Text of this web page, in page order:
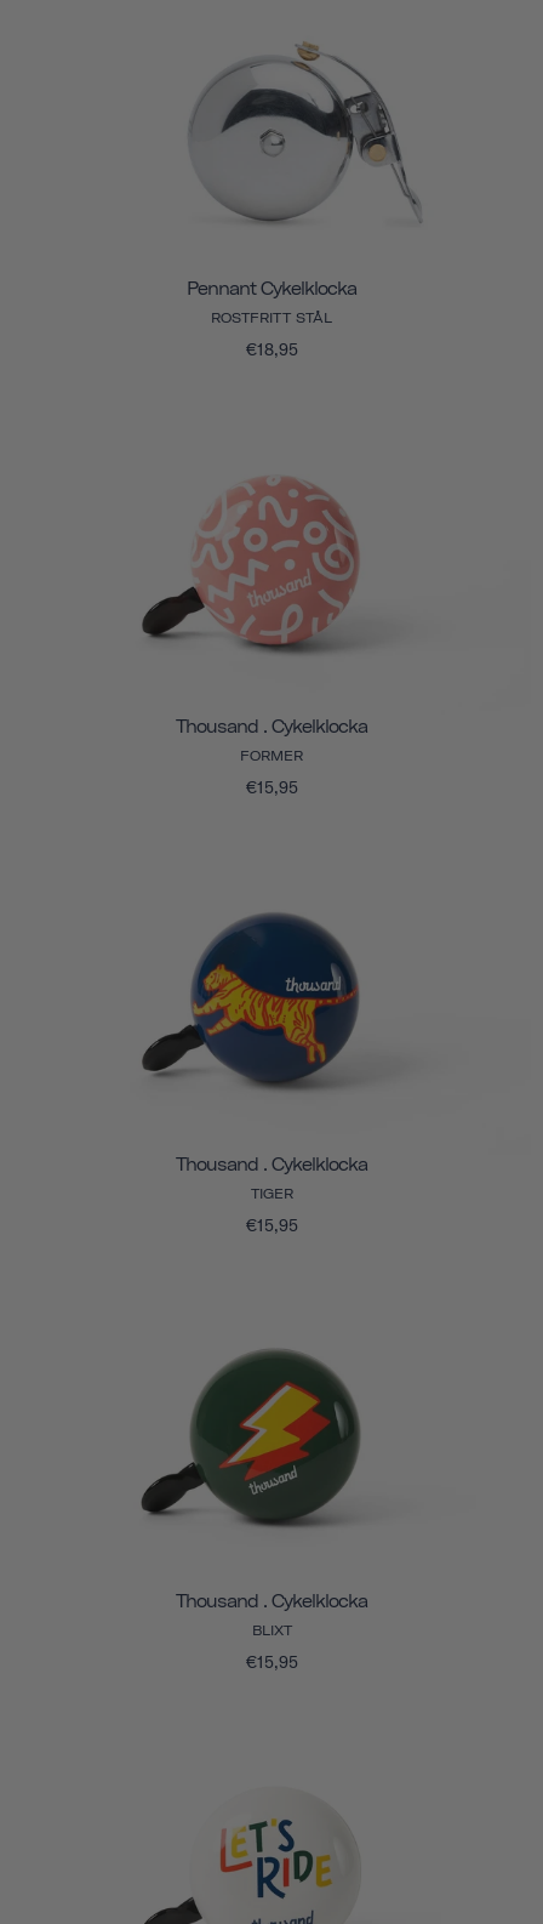
Pennant Cykelklocka
ROSTFRITT STÅL
€18,95
Thousand . Cykelklocka
FORMER
€15,95
Thousand . Cykelklocka
TIGER
€15,95
Thousand . Cykelklocka
BLIXT
€15,95